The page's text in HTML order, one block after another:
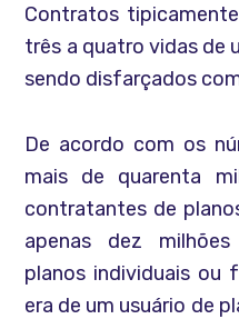
Contratos
três a quatro vidas de
sendo disfarçados
De acordo com os
mais de quarenta
contratantes de
apenas dez
planos individuais ou
era de um usuário de